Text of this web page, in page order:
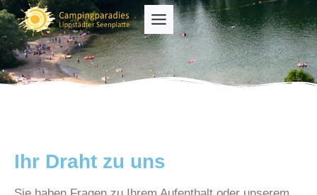
Ihr Draht zu uns